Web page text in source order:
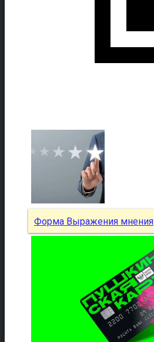
Форма Выражения мнения